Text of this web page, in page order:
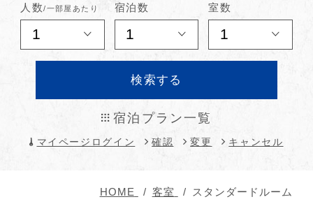
人数/一部屋あたり 宿泊数 室数
検索する
宿泊プラン一覧
マイページログイン 確認 変更 キャンセル
HOME 客室 スタンダードルーム